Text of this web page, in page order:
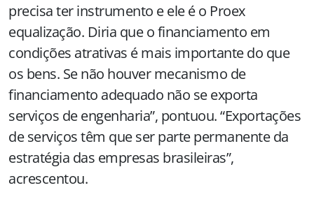
precisa ter instrumento e ele é o Proex
equalização. Diria que o financiamento em
condições atrativas é mais importante do que
os bens. Se não houver mecanismo de
financiamento adequado não se exporta
serviços de engenharia”, pontuou. “Exportações
de serviços têm que ser parte permanente da
estratégia das empresas brasileiras”,
acrescentou.